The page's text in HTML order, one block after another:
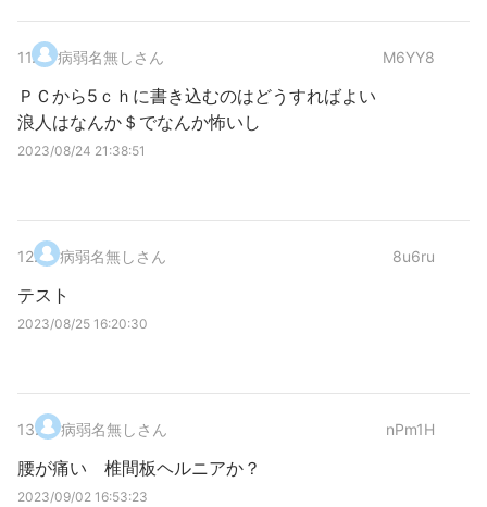
11. 病弱名無しさん M6YY8
ＰＣから5ｃｈに書き込むのはどうすればよい
浪人はなんか＄でなんか怖いし
2023/08/24 21:38:51
12. 病弱名無しさん 8u6ru
テスト
2023/08/25 16:20:30
13. 病弱名無しさん nPm1H
腰が痛い 椎間板ヘルニアか？
2023/09/02 16:53:23